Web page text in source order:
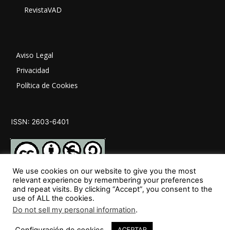
RevistaVAD
Aviso Legal
Privacidad
Política de Cookies
ISSN: 2603-6401
SÍGUENOS
We use cookies on our website to give you the most
relevant experience by remembering your preferences
and repeat visits. By clicking “Accept”, you consent to the
use of ALL the cookies.
Do not sell my personal information.